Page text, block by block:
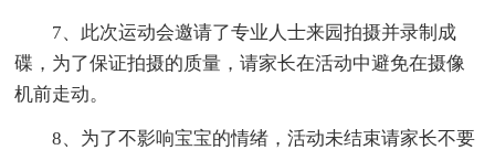
7、此次运动会邀请了专业人士来园拍摄并录制成
碟，为了保证拍摄的质量，请家长在活动中避免在摄像
机前走动。
8、为了不影响宝宝的情绪，活动未结束请家长不要